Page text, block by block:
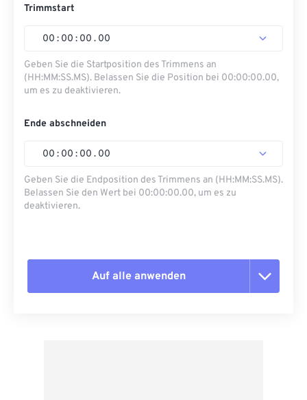
Trimmstart
00 : 00 : 00 . 00
Geben Sie die Startposition des Trimmens an
(HH:MM:SS.MS). Belassen Sie die Position bei 00:00:00.00,
um es zu deaktivieren.
Ende abschneiden
00 : 00 : 00 . 00
Geben Sie die Endposition des Trimmens an (HH:MM:SS.MS).
Belassen Sie den Wert bei 00:00:00.00, um es zu
deaktivieren.
Auf alle anwenden